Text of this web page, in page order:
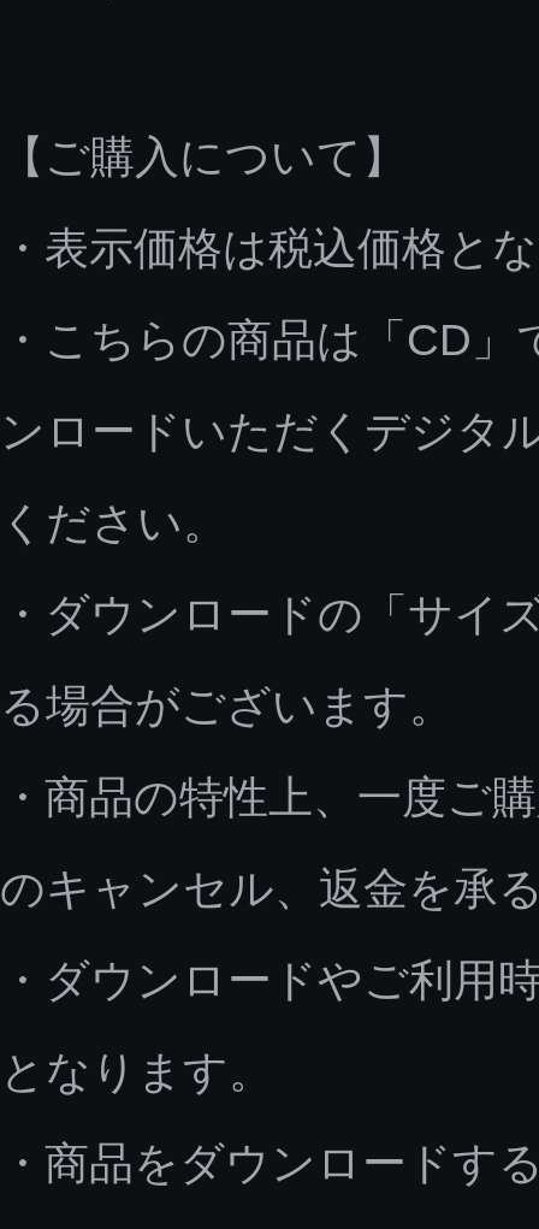
【ご購入について】
・表示価格は税込価格と
・こちらの商品は「CD
ンロードいただくデジタ
ください。
・ダウンロードの「サイ
る場合がございます。
・商品の特性上、一度ご
のキャンセル、返金を承
・ダウンロードやご利用
となります。
・商品をダウンロードす